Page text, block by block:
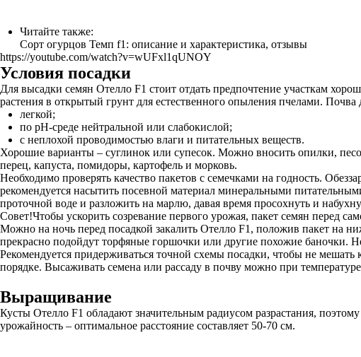
Читайте также:
Сорт огурцов Темп f1: описание и характеристика, отзывы
https://youtube.com/watch?v=wUFxl1qUNOY
Условия посадки
Для высадки семян Отелло F1 стоит отдать предпочтение участкам
растения в открытый грунт для естественного опыления пчелами. Почва
легкой;
по pH-среде нейтральной или слабокислой;
с неплохой проводимостью влаги и питательных веществ.
Хорошие варианты – суглинок или супесок. Можно вносить опилки,
перец, капуста, помидоры, картофель и морковь.
Необходимо проверять качество пакетов с семечками на годность.
рекомендуется насытить посевной материал минеральными
проточной воде и разложить на марлю, давая время просохнуть и
Совет!Чтобы ускорить созревание первого урожая, пакет семян перед
Можно на ночь перед посадкой закалить Отелло F1, положив пакет на
прекрасно подойдут торфяные горшочки или другие похожие баночки.
Рекомендуется придерживаться точной схемы посадки, чтобы не
порядке. Высаживать семена или рассаду в почву можно при
Выращивание
Кусты Отелло F1 обладают значительным радиусом разрастания,
урожайность – оптимальное расстояние составляет 50-70 см.